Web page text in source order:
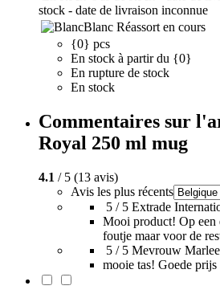
stock - date de livraison inconnue
Blanc Réassort en cours
{0} pcs
En stock à partir du {0}
En rupture de stock
En stock
Commentaires sur
Royal 250 ml mug
4.1 / 5 (13 avis)
Avis les plus récents
5 / 5 Extrade
Mooi product! Op een
foutje maar voor de
5 / 5 Mevrouw
mooie tas! Goede